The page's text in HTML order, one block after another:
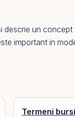
descrie un
important in
Termeni